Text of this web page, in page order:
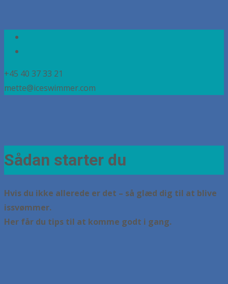
+45 40 37 33 21
mette@iceswimmer.com
Sådan starter du
Hvis du ikke allerede er det – så glæd dig til at blive
issvømmer.
Her får du tips til at komme godt i gang.